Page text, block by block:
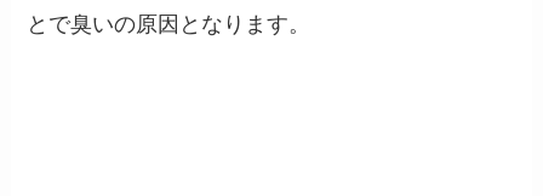
とで臭いの原因 となります。